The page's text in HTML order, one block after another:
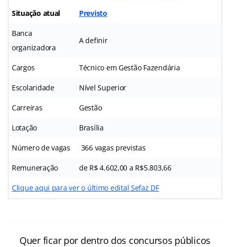
Situação atual Previsto
Banca
organizadora
A definir
Cargos Técnico em Gestão Fazendária
Escolaridade Nível Superior
Carreiras Gestão
Lotação Brasília
Número de vagas 366 vagas previstas
Remuneração de R$ 4.602,00 a R$5.803,66
Clique aqui para ver o último edital Sefaz DF
Quer ficar por dentro dos concursos públicos